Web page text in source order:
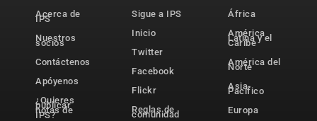
Acerca de
IPS
Nuestros
socios
Contáctenos
Apóyenos
¿Quieres
publicar
notas de
IPS?
Sigue a IPS
Inicio
Twitter
Facebook
Flickr
Reglas de
comunidad
África
América
Latina y el
Caribe
América del
Norte
Asia-
Pacífico
Europa